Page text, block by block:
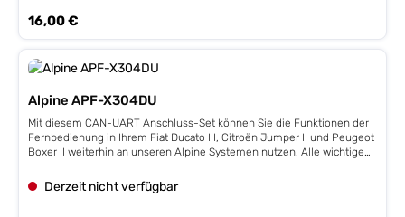
Regulärer Preis:
16,00 €
Alpine APF-X304DU
Mit diesem CAN-UART Anschluss-Set können Sie die Funktionen der
Fernbedienung in Ihrem Fiat Ducato III, Citroën Jumper II und Peugeot
Boxer II weiterhin an unseren Alpine Systemen nutzen. Alle wichtigen
Telefonsteuerung (Annehmen/Auflegen) können damit über das
Derzeit nicht verfügbar